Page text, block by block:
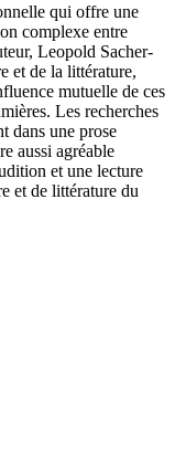
qui offre une
complexe entre
Leopold Sacher-
et de la littérature,
mutuelle de ces
Les recherches
dans une prose
aussi agréable
et une lecture
et de littérature du